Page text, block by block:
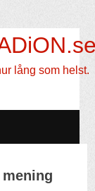
lång som helst.